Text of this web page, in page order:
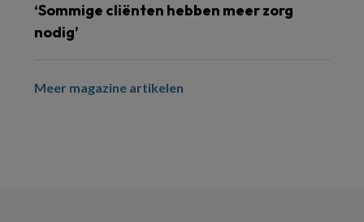
‘Sommige cliënten hebben meer zorg
nodig’
Meer magazine artikelen